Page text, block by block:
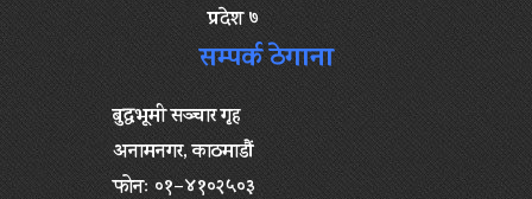
प्रदेश ७
सम्पर्क ठेगाना
बुद्धभूमी सञ्चार गृह
अनामनगर, काठमाडौं
फोनः ०१–४१०२५०३